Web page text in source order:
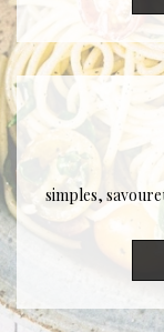
simples,